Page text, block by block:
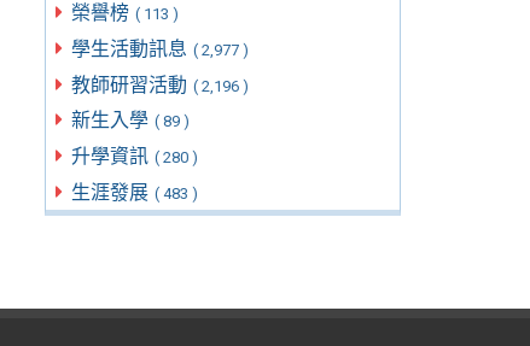
榮譽榜 ( 113 )
學生活動訊息 ( 2,977 )
教師研習活動 ( 2,196 )
新生入學 ( 89 )
升學資訊 ( 280 )
生涯發展 ( 483 )